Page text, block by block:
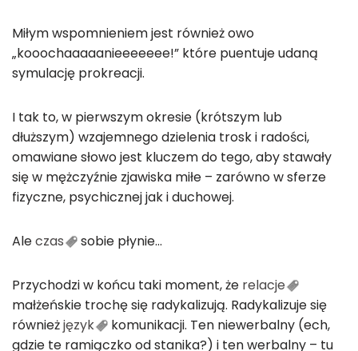
Miłym wspomnieniem jest również owo
„kooochaaaaanieeeeeee!” które puentuje udaną
symulację prokreacji.
I tak to, w pierwszym okresie (krótszym lub
dłuższym) wzajemnego dzielenia trosk i radości,
omawiane słowo jest kluczem do tego, aby stawały
się w mężczyźnie zjawiska miłe – zarówno w sferze
fizyczne, psychicznej jak i duchowej.
Aleczas sobie płynie…
Przychodzi w końcu taki moment, że relacje
małżeńskie trochę się radykalizują. Radykalizuje się
równieżjęzyk
komunikacji. Ten niewerbalny (ech,
gdzie te ramiączko od stanika?) i ten werbalny – tu